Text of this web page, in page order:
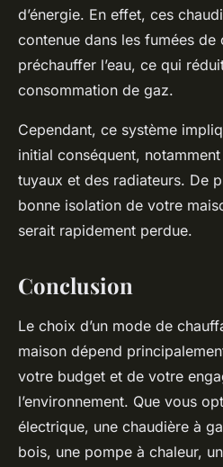
d’énergie. En effet, ces
contenue dans les fumées
préchauffer l’eau, ce qui
consommation de gaz.
Cependant, ce système
initial conséquent,
tuyaux et des radiateurs. De
bonne isolation de votre
serait rapidement perdue.
Conclusion
Le choix d’un mode de
maison dépend
votre budget et de votre
l’environnement. Que vous
électrique, une chaudière à
bois, une pompe à chaleur,